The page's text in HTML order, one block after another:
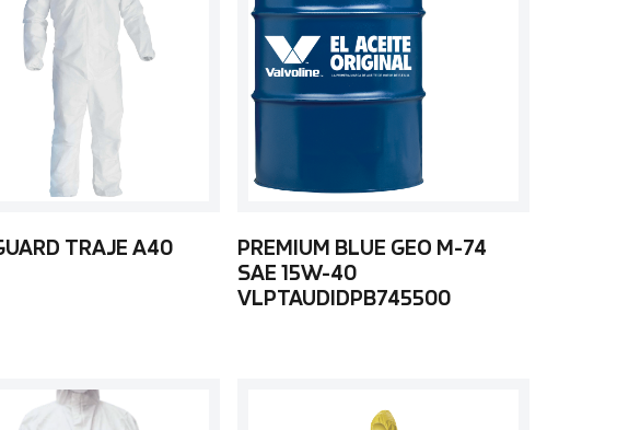
TRAJE A40
PREMIUM BLUE GEO M-74
SAE 15W-40
VLPTAUDIDPB745500